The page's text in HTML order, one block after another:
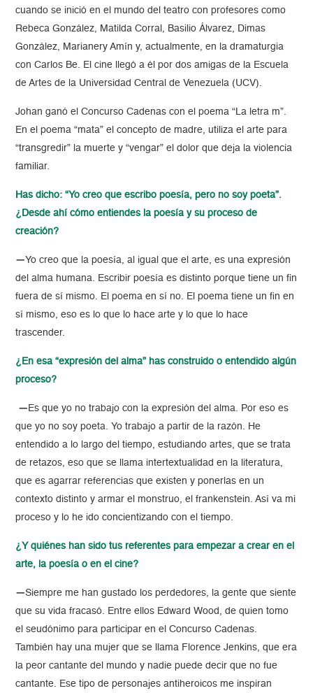
cuando se inició en el mundo del teatro con profesores como
Rebeca González, Matilda Corral, Basilio Álvarez, Dimas
González, Marianery Amín y, actualmente, en la dramaturgia
con Carlos Be. El cine llegó a él por dos amigas de la Escuela
de Artes de la Universidad Central de Venezuela (UCV).
Johan ganó el Concurso Cadenas con el poema “La letra m”.
En el poema “mata” el concepto de madre, utiliza el arte para
“transgredir” la muerte y “vengar” el dolor que deja la violencia
familiar.
Has dicho: “Yo creo que escribo poesía, pero no soy poeta”.
¿Desde ahí cómo entiendes la poesía y su proceso de
creación?
—Yo creo que la poesía, al igual que el arte, es una expresión
del alma humana. Escribir poesía es distinto porque tiene un fin
fuera de sí mismo. El poema en sí no. El poema tiene un fin en
sí mismo, eso es lo que lo hace arte y lo que lo hace
trascender.
¿En esa “expresión del alma” has construido o entendido algún
proceso?
— Es que yo no trabajo con la expresión del alma. Por eso es
que yo no soy poeta. Yo trabajo a partir de la razón. He
entendido a lo largo del tiempo, estudiando artes, que se trata
de retazos, eso que se llama intertextualidad en la literatura,
que es agarrar referencias que existen y ponerlas en un
contexto distinto y armar el monstruo, el frankenstein. Así va mi
proceso y lo he ido concientizando con el tiempo.
¿Y quiénes han sido tus referentes para empezar a crear en el
arte, la poesía o en el cine?
—Siempre me han gustado los perdedores, la gente que siente
que su vida fracasó. Entre ellos Edward Wood, de quien tomo
el seudónimo para participar en el Concurso Cadenas.
También hay una mujer que se llama Florence Jenkins, que era
la peor cantante del mundo y nadie puede decir que no fue
cantante. Ese tipo de personajes antiheroicos me inspiran